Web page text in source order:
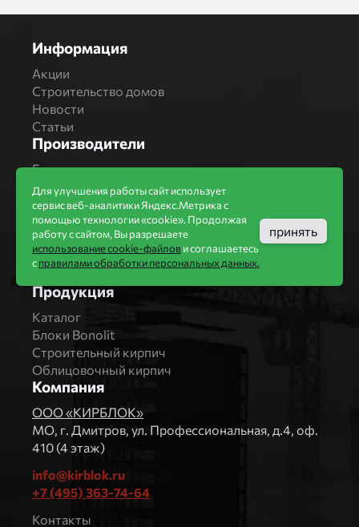
Информация
Акции
Строительство домов
Новости
Статьи
Производители
Бренды
Bonolit
Завод Мстера
Вышневолоцкая керамика
Магма Керамик
Комбинат СТРОМА
Вяземский кирпичный завод
Продукция
Каталог
Блоки Bonolit
Строительный кирпич
Облицовочный кирпич
Компания
ООО «КИРБЛОК»
МO, г. Дмитров, ул. Профессиональная, д.4, оф.
410 (4 этаж)
info@kirblok.ru
+7 (495) 363-74-64
Контакты
Для улучшения работы сайт использует
сервис веб-аналитики Яндекс.Метрика с
помощью технологии «cookie». Продолжая
работу с сайтом, Вы разрешаете
использование cookie-файлови соглашаетесь
справилами обработки персональных данных.
принять